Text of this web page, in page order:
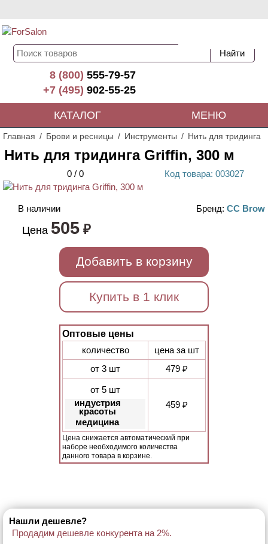
8 (800)555-79-57
+7 (495)902-55-25
КАТАЛОГ МЕНЮ
Главная Брови и ресницы Инструменты Нить для тридинга
Нить для тридинга Griffin, 300 м
0 / 0 Код товара: 003027
В наличии Бренд: CC Brow
Цена 505₽
Добавить в корзину
Купить в 1 клик
Оптовые цены
количество
цена за шт
от 3 шт
479 ₽
от 5 шт
индустрия
красоты
медицина
459 ₽
Цена снижается автоматический при
наборе необходимого количества
данного товара в корзине.
Нашли дешевле?
Продадим дешевле конкурента на 2%.